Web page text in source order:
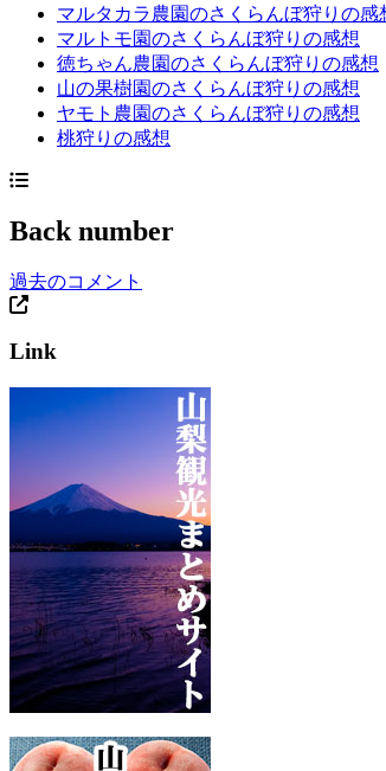
マルタカラ農園のさくらんぼ狩りの感
マルトモ園のさくらんぼ狩りの感想
徳ちゃん農園のさくらんぼ狩りの感想
山の果樹園のさくらんぼ狩りの感想
ヤモト農園のさくらんぼ狩りの感想
桃狩りの感想
Back number
過去のコメント
Link